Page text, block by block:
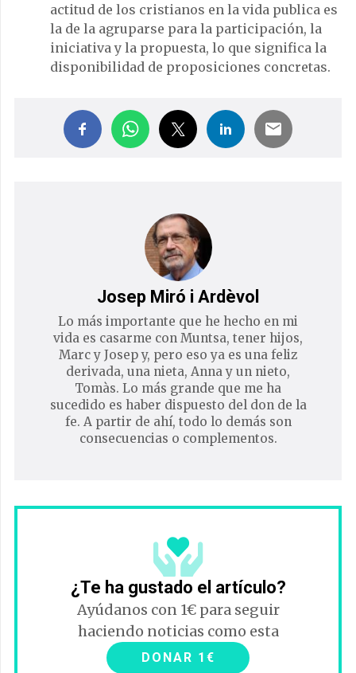
actitud de los cristianos en la vida publica es
la de la agruparse para la participación, la
iniciativa y la propuesta, lo que significa la
disponibilidad de proposiciones concretas.
Josep Miró i Ardèvol
Lo más importante que he hecho en mi
vida es casarme con Muntsa, tener hijos,
Marc y Josep y, pero eso ya es una feliz
derivada, una nieta, Anna y un nieto,
Tomàs. Lo más grande que me ha
sucedido es haber dispuesto del don de la
fe. A partir de ahí, todo lo demás son
consecuencias o complementos.
¿Te ha gustado el artículo?
Ayúdanos con 1€ para seguir
haciendo noticias como esta
DONAR 1€